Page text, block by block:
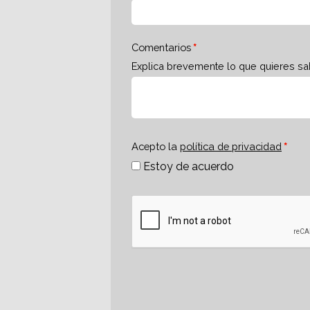
Comentarios
Explica brevemente lo que quieres
Acepto la política de privacidad
Estoy de acuerdo